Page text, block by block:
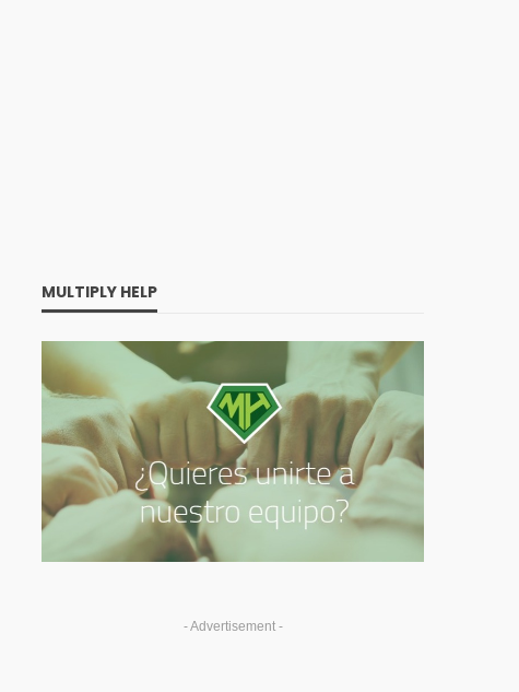
MULTIPLY HELP
- Advertisement -